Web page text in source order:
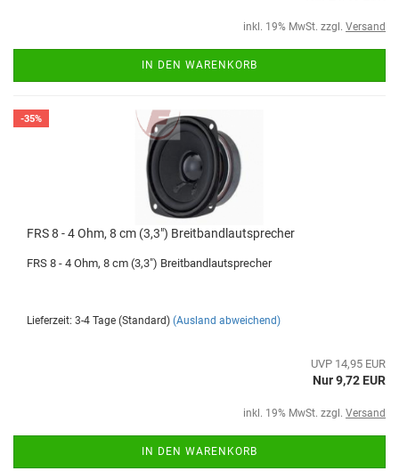
inkl. 19% MwSt. zzgl. Versand
IN DEN WARENKORB
-35%
FRS 8 - 4 Ohm, 8 cm (3,3") Breitbandlautsprecher
FRS 8 - 4 Ohm, 8 cm (3,3") Breitbandlautsprecher
Lieferzeit: 3-4 Tage (Standard) (Ausland abweichend)
UVP 14,95 EUR
Nur 9,72 EUR
inkl. 19% MwSt. zzgl. Versand
IN DEN WARENKORB